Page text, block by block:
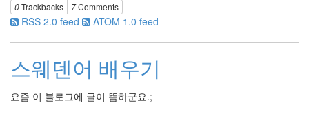
0Trackbacks 7Comments
RSS 2.0 feed ATOM 1.0 feed
스웨덴어 배우기
요즘 이 블로그에 글이 뜸하군요.;